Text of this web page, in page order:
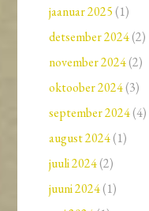
jaanuar 2025 (1)
detsember 2024(2)
november 2024(2)
oktoober 2024(3)
september 2024(4)
august 2024(1)
juuli 2024(2)
juuni 2024(1)